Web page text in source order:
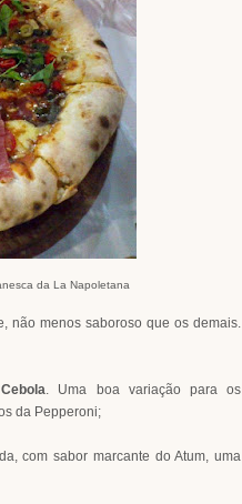
da La Napoletana
não menos saboroso que os demais.
Cebola. Uma boa variação para os
da Pepperoni;
com sabor marcante do Atum, uma